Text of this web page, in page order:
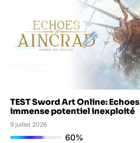
TEST Sword Art Online:
immense potentiel inexploité
9 juillet 2026
60%